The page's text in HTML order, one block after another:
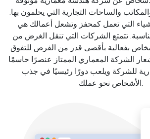
والساحات التجارية التي يحلمون بها.
التي تعمل كمحفز وتشعل أعمالك هي
تتمتع الشركات التي تنقل الغرض من
بفعالية بأقصى قدر من الفرص للتفوق
الشركة المعماري الممتاز عنصرًا حاسمًا
للشركة ويلعب دورًا رئيسيًا في جذب
الأشخاص نحو عملك.